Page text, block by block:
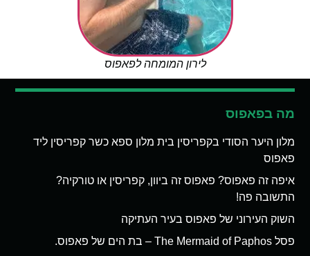
לירון המומחה לפאפוס
מה בפאפוס
מלון היער הסודי בקפריסין בית מלון ספא כשר קפריסין ליד
פאפוס
איפה זה פאפוס? פאפוס זה ביוון, קפריסין או טורקיה?
התשובה פה!
השוק העירוני של פאפוס בעיר העתיקה
פסל The Mermaid of Paphos – בת הים של פאפוס.